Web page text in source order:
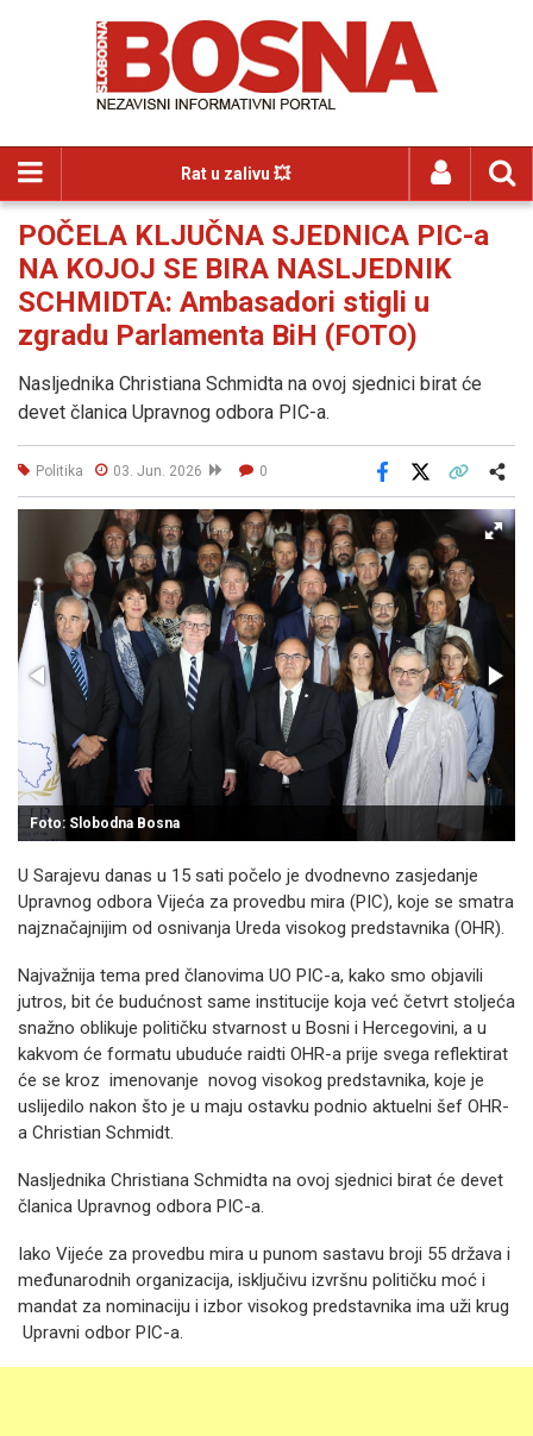
Rat u zalivu 💥
POČELA KLJUČNA SJEDNICA PIC-a
NA KOJOJ SE BIRA NASLJEDNIK
SCHMIDTA: Ambasadori stigli u
zgradu Parlamenta BiH (FOTO)
Nasljednika Christiana Schmidta na ovoj sjednici birat će
devet članica Upravnog odbora PIC-a.
Politika 03. Jun. 2026 0
Facebook
Foto: Slobodna Bosna
U Sarajevu danas u 15 sati počelo je dvodnevno zasjedanje
Upravnog odbora Vijeća za provedbu mira (PIC), koje se smatra
najznačajnijim od osnivanja Ureda visokog predstavnika (OHR).
Najvažnija tema pred članovima UO PIC-a, kako smo objavili
jutros, bit će budućnost same institucije koja već četvrt stoljeća
snažno oblikuje političku stvarnost u Bosni i Hercegovini, a u
kakvom će formatu ubuduće raidti OHR-a prije svega reflektirat
će se kroz imenovanje novog visokog predstavnika, koje je
uslijedilo nakon što je u maju ostavku podnio aktuelni šef OHR-
a Christian Schmidt.
Nasljednika Christiana Schmidta na ovoj sjednici birat će devet
članica Upravnog odbora PIC-a.
Iako Vijeće za provedbu mira u punom sastavu broji 55 država i
međunarodnih organizacija, isključivu izvršnu političku moć i
mandat za nominaciju i izbor visokog predstavnika ima uži krug
Upravni odbor PIC-a.